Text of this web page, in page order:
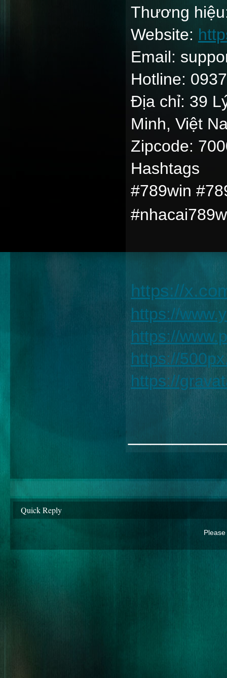
Thương
Website:
Email:
Hotline:
Địa chỉ: 39
Minh, Việt
Zipcode:
Hashtags
#789win
https://
https://
https://
https://
https://
Quick Reply